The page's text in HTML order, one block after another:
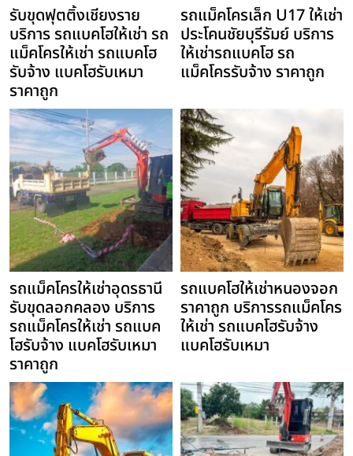
รับขุดฟุตติ้งเชียงราย
บริการ รถแบคโฮให้เช่า รถ
แม็คโครให้เช่า รถแบคโฮ
รับจ้าง แบคโฮรับเหมา
ราคาถูก
รถแม็คโครเล็ก U17 ให้เช่า
ประโคนชัยบุรีรัมย์ บริการ
ให้เช่ารถแบคโฮ รถ
แม็คโครรับจ้าง ราคาถูก
รถแม็คโครให้เช่าอุดรธานี
รับขุดลอกคลอง บริการ
รถแม็คโครให้เช่า รถแบค
โฮรับจ้าง แบคโฮรับเหมา
ราคาถูก
รถแบคโฮให้เช่าหนองจอก
ราคาถูก บริการรถแม็คโคร
ให้เช่า รถแบคโฮรับจ้าง
แบคโฮรับเหมา